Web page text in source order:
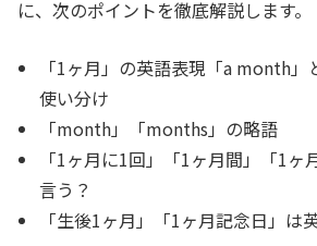
に、次のポイントを徹底解説します。
「1ヶ月」の英語表現「a month
使い分け
「month」「months」の略語
「1ヶ月に1回」「1ヶ月間」「1ヶ
言う？
「生後1ヶ月」「1ヶ月記念日」は